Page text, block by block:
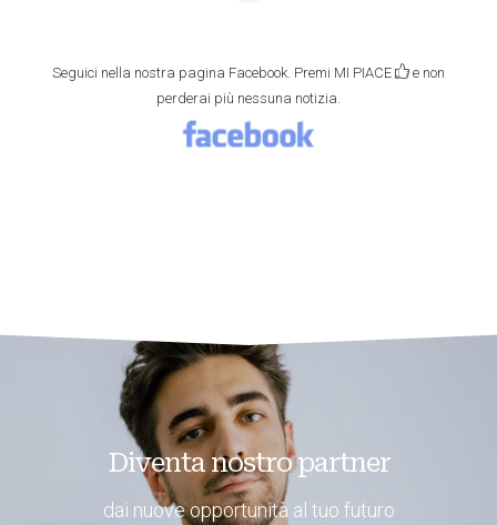
Seguici nella nostra pagina Facebook. Premi MI PIACE
e non
perderai più nessuna notizia.
Diventa nostro partner
dai nuove opportunità al tuo futuro